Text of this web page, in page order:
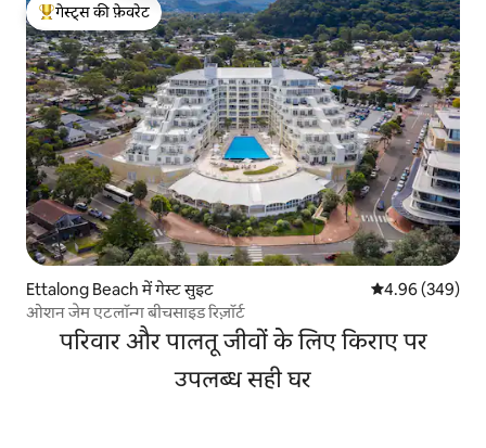
गेस्ट्स का टॉप फ़ेवरेट
गेस्ट्स की फ़ेवरेट
Ettalong Beach में गेस्ट सुइट औसत रेटिंग 5 में से
4.96 (349)
ओशन जेम एटलॉन्ग बीचसाइड रिज़ॉर्ट
परिवार और पालतू जीवों के लिए किराए पर
उपलब्ध सही घर